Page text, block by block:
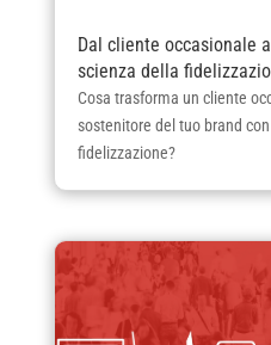
Dal cliente occasionale
scienza della
Cosa trasforma un cliente
sostenitore del tuo brand
fidelizzazione?